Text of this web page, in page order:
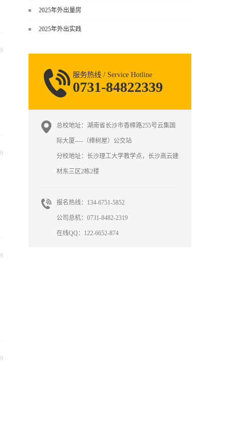
烟、照明、材料耐脏耐磨• 办公空间：
水...
2025年外出量房
2025年外出实践
服务热线 / Service Hotline
0731-84822339
总校地址：湖南省长沙市香樟路255号云集国
际大厦----（樟树屋）公交站
分校地址：长沙理工大学教学点，长沙高云建
材东三区2栋2楼
报名热线：134-6751-5852
公司总机：0731-8482-2319
在线QQ：122-6652-874